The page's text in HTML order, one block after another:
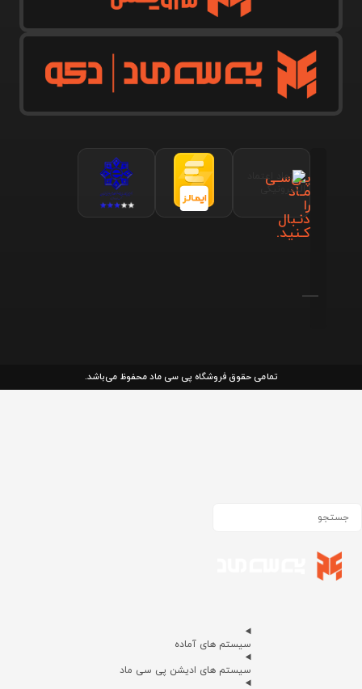
پـی‌سـی
مـاد
را
دنـبال
کـنید.
تمامی حقوق فروشگاه پی سی ماد محفوظ می‌باشد.
سیستم های آماده
سیستم های ادیشن پی سی ماد